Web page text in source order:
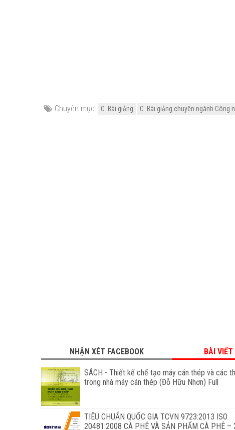
Chuyên mục: C. Bài giảng C. Bài giảng chuyên ngành
NHẬN XÉT FACEBOOK BÀI VIẾT
SÁCH - Thiết kế chế tạo máy cán thép và các
trong nhà máy cán thép (Đỗ Hữu Nhơn) Full
TIÊU CHUẨN QUỐC GIA TCVN 9723:2013 ISO
20481:2008 CÀ PHÊ VÀ SẢN PHẨM CÀ PHÊ –